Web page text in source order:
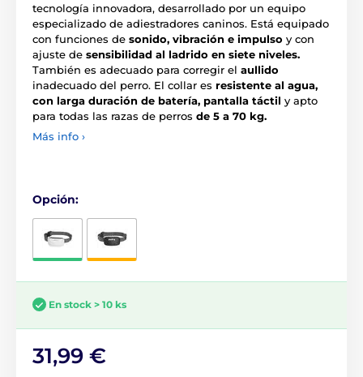
tecnología innovadora, desarrollado por un equipo
especializado de adiestradores caninos. Está equipado
con funciones de sonido, vibración e impulso y con
ajuste de sensibilidad al ladrido en siete niveles.
También es adecuado para corregir el aullido
inadecuado del perro. El collar es resistente al agua,
con larga duración de batería, pantalla táctil y apto
para todas las razas de perros de 5 a 70 kg.
Más info ›
Opción:
En stock > 10 ks
31,99 €